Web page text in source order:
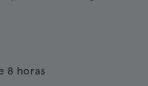
8 horas